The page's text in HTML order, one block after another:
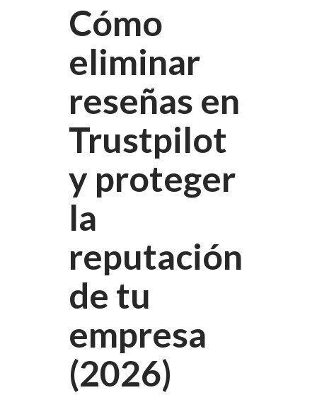
Cómo
eliminar
reseñas en
Trustpilot
y proteger
la
reputación
de tu
empresa
(2026)